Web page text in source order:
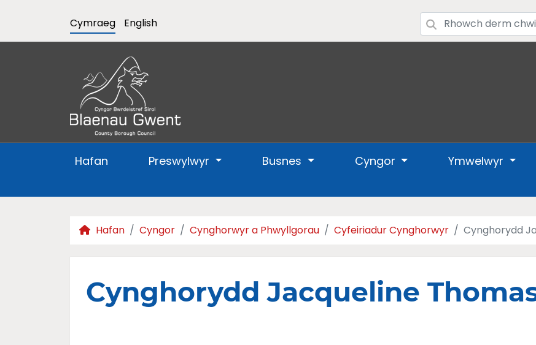
Cymraeg English
Hafan Preswylwyr Busnes Cyngor Ymwelwyr
Hafan Cyngor Cynghorwyr a Phwyllgorau Cyfeiriadur Cynghorwyr Cynghorydd
Cynghorydd Jacqueline